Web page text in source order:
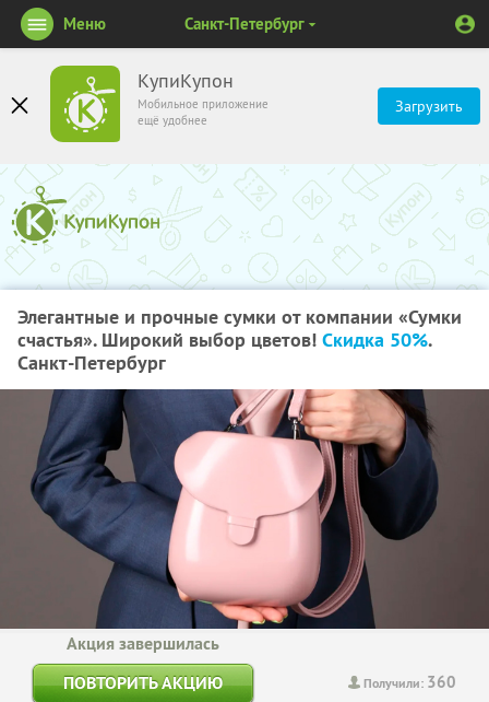
КупиКупон
Мобильное приложение
ещё удобнее
Загрузить
Меню Санкт-Петербург
Элегантные и прочные сумки от компании «Сумки
счастья». Широкий выбор цветов! Скидка 50%.
Санкт-Петербург
Получили: 360
Акция завершилась
ПОВТОРИТЬ АКЦИЮ